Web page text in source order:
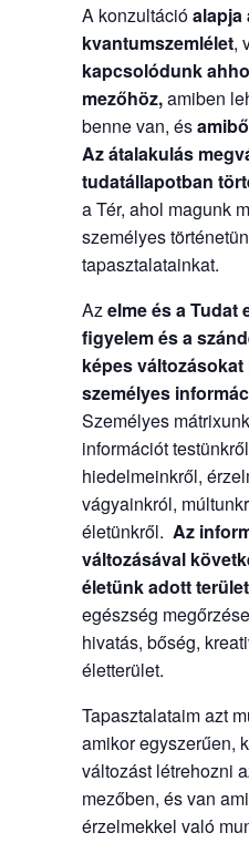
A konzultációalapja
kvantumszemlélet,
kapcsolódunk
mezőhöz,amiben
benne van, és
Az átalakulás
tudatállapotban
a Tér, ahol magunk
személyes
tapasztalatainkat.
Azelme és a Tudat
figyelem és a
képes
személyes
Személyes
információt
hiedelmeinkről,
vágyainkról,
életünkről. Az
változásával
életünk adott
egészség
hivatás, bőség,
életterület.
Tapasztalataim azt
amikor egyszerűen,
változást létrehozni
mezőben, és van
érzelmekkel való